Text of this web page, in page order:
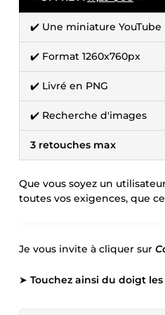
✔️ Une miniature YouTube
✔️ Format 1260x760px
✔️ Livré en PNG
✔️ Recherche d'images
3 retouches max
Que vous soyez un
toutes vos exigences, que
Je vous invite à cliquer sur
➤ Touchez ainsi du doigt